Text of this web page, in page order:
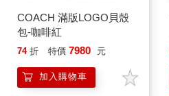
COACH 滿版LOGO貝殼
包-咖啡紅
74 折 特價 7980 元
加入購物車